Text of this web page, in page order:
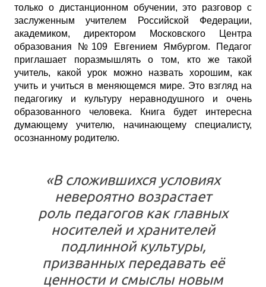
только о дистанционном обучении, это разговор с
заслуженным учителем Российской Федерации,
академиком, директором Московского Центра
образования №109 Евгением Ямбургом. Педагог
приглашает поразмышлять о том, кто же такой
учитель, какой урок можно назвать хорошим, как
учить и учиться в меняющемся мире. Это взгляд на
педагогику и культуру неравнодушного и очень
образованного человека. Книга будет интересна
думающему учителю, начинающему специалисту,
осознанному родителю.
«В сложившихся условиях
невероятно возрастает
роль педагогов как главных
носителей и хранителей
подлинной культуры,
призванных передавать её
ценности и смыслы новым